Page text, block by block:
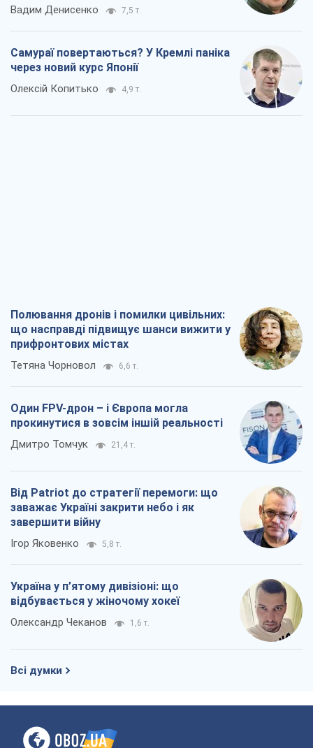
Вадим Денисенко 7,5 т.
Самураї повертаються? У Кремлі паніка
через новий курс Японії
Олексій Копитько 4,9 т.
Полювання дронів і помилки цивільних:
що насправді підвищує шанси вижити у
прифронтових містах
Тетяна Чорновол 6,6 т.
Один FPV-дрон – і Європа могла
прокинутися в зовсім іншій реальності
Дмитро Томчук 21,4 т.
Від Patriot до стратегії перемоги: що
заважає Україні закрити небо і як
завершити війну
Ігор Яковенко 5,8 т.
Україна у п’ятому дивізіоні: що
відбувається у жіночому хокеї
Олександр Чеканов 1,6 т.
Всі думки